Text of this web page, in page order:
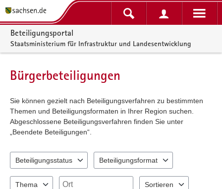
Portalnavigation
Beteiligungsportal
Staatsministerium für Infrastruktur und Landesentwicklung
Bürgerbeteiligungen
Sie können gezielt nach Beteiligungsverfahren zu bestimmten
Themen und Beteiligungsformaten in Ihrer Region suchen.
Abgeschlossene Beteiligungsverfahren finden Sie unter
„Beendete Beteiligungen“.
Beteiligungsstatus
Beteiligungsformat
Thema
Ort
Sortieren